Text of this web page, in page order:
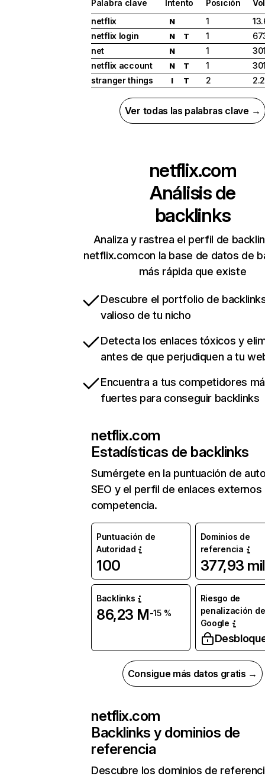
Palabra clave Intento Posición
netflix
N 1
netflix login
N T 1
net
N 1
netflix account
N T 1
stranger things
I T 2
Ver todas las palabras clave →
netflix.com
Análisis de
backlinks
Analiza y rastrea el perfil de
netflix.comcon la base de datos de
más rápida que existe
Descubre el portfolio de
valioso de tu nicho
Detecta los enlaces tóxicos y
antes de que perjudiquen a tu
Encuentra a tus competidores
fuertes para conseguir backlinks
netflix.com
Estadísticas de backlinks
Sumérgete en la puntuación de
SEO y el perfil de enlaces externos
competencia.
Puntuación de
Autoridad
100
Dominios de
referencia
377,93 mil
Backlinks
86,23 M-15 %
Riesgo de
penalización de
Google
Consigue más datos gratis →
netflix.com
Backlinks y dominios de
referencia
Descubre los dominios de